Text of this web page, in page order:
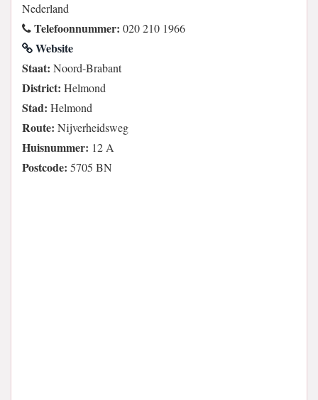
Nederland
Telefoonnummer: 020 210 1966
Website
Staat: Noord-Brabant
District: Helmond
Stad: Helmond
Route: Nijverheidsweg
Huisnummer: 12 A
Postcode: 5705 BN